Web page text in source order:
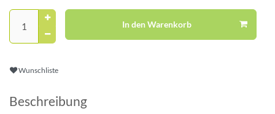
In den Warenkorb
Wunschliste
Beschreibung